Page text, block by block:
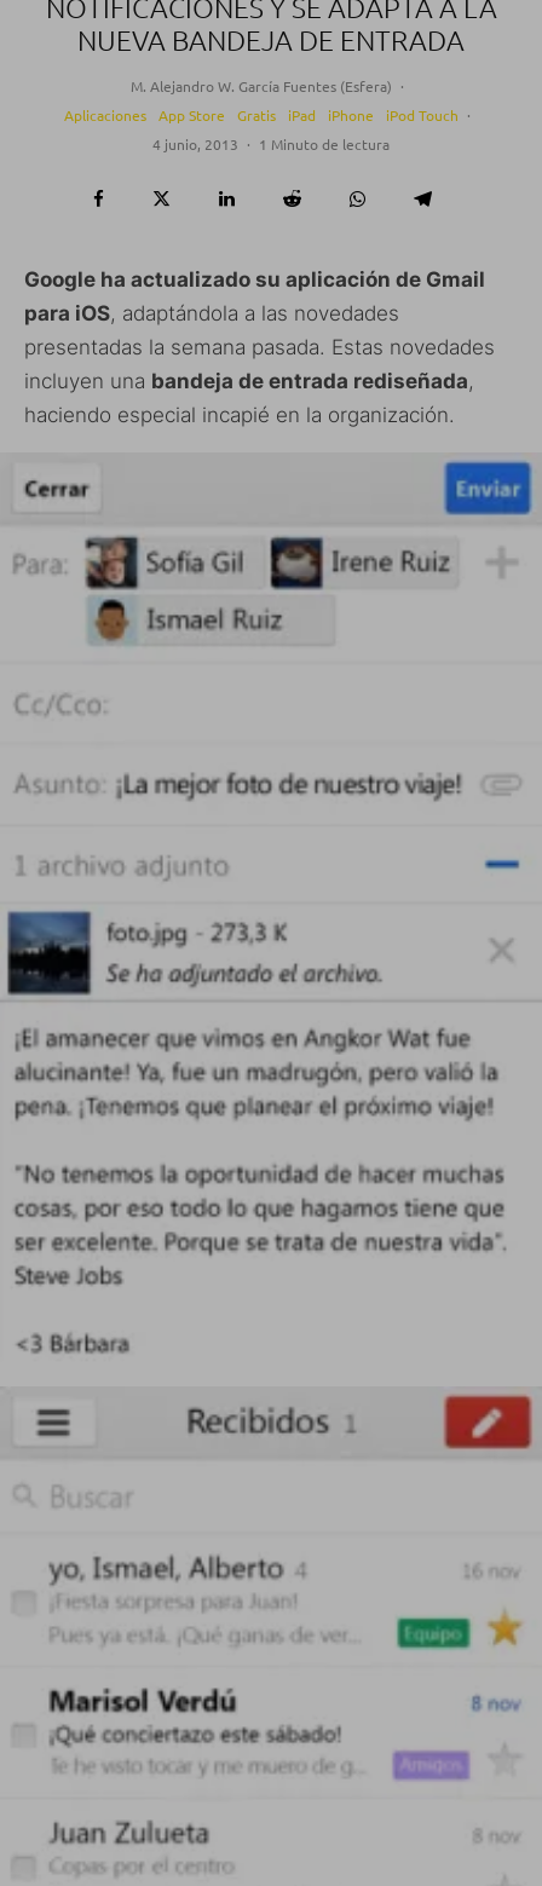
NOTIFICACIONES Y SE ADAPTA A LA
NUEVA BANDEJA DE ENTRADA
M. Alejandro W. García Fuentes (Esfera) ·
Aplicaciones
App Store Gratis iPad iPhone iPod Touch ·
4 junio, 2013 · 1 Minuto de lectura
Google ha actualizado su aplicación de Gmail
para iOS, adaptándola a las novedades
presentadas la semana pasada. Estas novedades
incluyen una bandeja de entrada rediseñada,
haciendo especial incapié en la organización.